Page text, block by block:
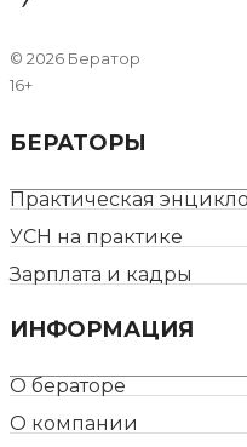
© 2026 Бератор
16+
БЕРАТОРЫ
Практическая
УСН на практике
Зарплата и кадры
ИНФОРМАЦИЯ
О бераторе
О компании